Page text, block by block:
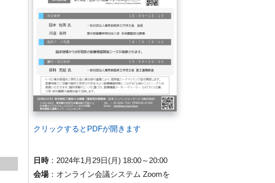
クリックするとPDFが開きます
日時： 2024年1月29日(月) 18:00～20:00
会場： オンライン会議システム Zoomを